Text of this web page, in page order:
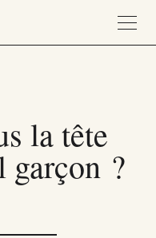
la tête
garçon ?